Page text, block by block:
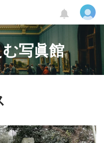
写眞館